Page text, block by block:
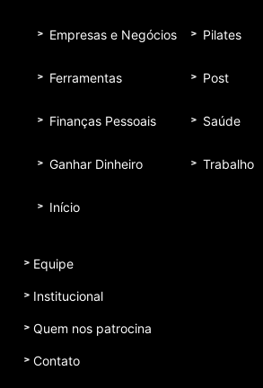
Empresas e Negócios
Ferramentas
Finanças Pessoais
Ganhar Dinheiro
Início
Pilates
Post
Saúde
Trabalho
Equipe
Institucional
Quem nos patrocina
Contato